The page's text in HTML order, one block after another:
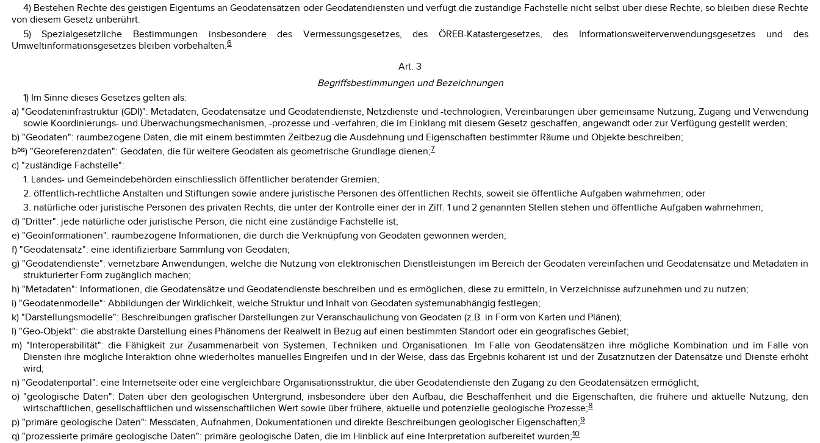
4) Bestehen Rechte des geistigen Eigentums an Geodatensätzen oder Geodatendiensten und verfügt die zuständige Fachstelle nicht selbst über diese Rechte, so bleiben diese Rechte
von diesem Gesetz unberührt.
5) Spezialgesetzliche Bestimmungen insbesondere des Vermessungsgesetzes, des ÖREB-Katastergesetzes, des Informationsweiterverwendungsgesetzes und des
Umweltinformationsgesetzes bleiben vorbehalten.6
Art. 3
Begriffsbestimmungen und Bezeichnungen
1) Im Sinne dieses Gesetzes gelten als:
a) "Geodateninfrastruktur (GDI)": Metadaten, Geodatensätze und Geodatendienste, Netzdienste und -technologien, Vereinbarungen über gemeinsame Nutzung, Zugang und Verwendung
sowie Koordinierungs- und Überwachungsmechanismen, -prozesse und -verfahren, die im Einklang mit diesem Gesetz geschaffen, angewandt oder zur Verfügung gestellt werden;
b) "Geodaten": raumbezogene Daten, die mit einem bestimmten Zeitbezug die Ausdehnung und Eigenschaften bestimmter Räume und Objekte beschreiben;
bbis) "Georeferenzdaten": Geodaten, die für weitere Geodaten als geometrische Grundlage dienen;7
c) "zuständige Fachstelle":
1. Landes- und Gemeindebehörden einschliesslich öffentlicher beratender Gremien;
2. öffentlich-rechtliche Anstalten und Stiftungen sowie andere juristische Personen des öffentlichen Rechts, soweit sie öffentliche Aufgaben wahrnehmen; oder
3. natürliche oder juristische Personen des privaten Rechts, die unter der Kontrolle einer der in Ziff. 1 und 2 genannten Stellen stehen und öffentliche Aufgaben wahrnehmen;
d) "Dritter": jede natürliche oder juristische Person, die nicht eine zuständige Fachstelle ist;
e) "Geoinformationen": raumbezogene Informationen, die durch die Verknüpfung von Geodaten gewonnen werden;
f) "Geodatensatz": eine identifizierbare Sammlung von Geodaten;
g) "Geodatendienste": vernetzbare Anwendungen, welche die Nutzung von elektronischen Dienstleistungen im Bereich der Geodaten vereinfachen und Geodatensätze und Metadaten in
strukturierter Form zugänglich machen;
h) "Metadaten": Informationen, die Geodatensätze und Geodatendienste beschreiben und es ermöglichen, diese zu ermitteln, in Verzeichnisse aufzunehmen und zu nutzen;
i) "Geodatenmodelle": Abbildungen der Wirklichkeit, welche Struktur und Inhalt von Geodaten systemunabhängig festlegen;
k) "Darstellungsmodelle": Beschreibungen grafischer Darstellungen zur Veranschaulichung von Geodaten (z.B. in Form von Karten und Plänen);
l) "Geo-Objekt": die abstrakte Darstellung eines Phänomens der Realwelt in Bezug auf einen bestimmten Standort oder ein geografisches Gebiet;
m) "Interoperabilität": die Fähigkeit zur Zusammenarbeit von Systemen, Techniken und Organisationen. Im Falle von Geodatensätzen ihre mögliche Kombination und im Falle von
Diensten ihre mögliche Interaktion ohne wiederholtes manuelles Eingreifen und in der Weise, dass das Ergebnis kohärent ist und der Zusatznutzen der Datensätze und Dienste erhöht
wird;
n) "Geodatenportal": eine Internetseite oder eine vergleichbare Organisationsstruktur, die über Geodatendienste den Zugang zu den Geodatensätzen ermöglicht;
o) "geologische Daten": Daten über den geologischen Untergrund, insbesondere über den Aufbau, die Beschaffenheit und die Eigenschaften, die frühere und aktuelle Nutzung, den
wirtschaftlichen, gesellschaftlichen und wissenschaftlichen Wert sowie über frühere, aktuelle und potenzielle geologische Prozesse;8
p) "primäre geologische Daten": Messdaten, Aufnahmen, Dokumentationen und direkte Beschreibungen geologischer Eigenschaften;9
q) "prozessierte primäre geologische Daten": primäre geologische Daten, die im Hinblick auf eine Interpretation aufbereitet wurden;10